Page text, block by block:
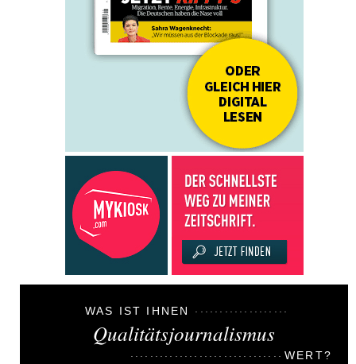
WAS IST IHNEN
Qualitätsjournalismus
WERT?